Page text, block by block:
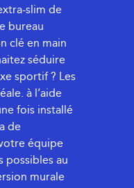
slim de
bureau
clé en main
séduire
sportif ? Les
à l’aide
fois installé
de
équipe
possibles au
murale